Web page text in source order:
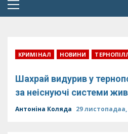
Primary
КРИМІНАЛ НОВИНИ
Шахрай видурив у
за неіснуючі системи
Антоніна Коляда 29 листопадаа,